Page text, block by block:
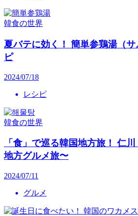
韓食の世界
夏バテに効く！ 簡単参鶏湯（
ピ
2024/07/18
レシピ
韓食の世界
「食」で巡る韓国地方旅！ 仁
地方グルメ旅〜
2024/07/11
グルメ